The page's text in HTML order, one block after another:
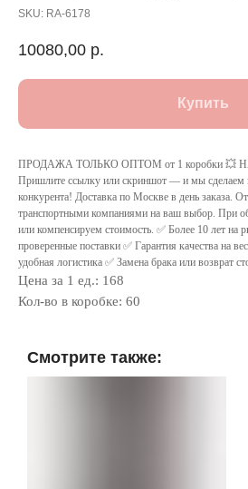
SKU: RA-6178
10080,00 р.
Купить
ПРОДАЖА ТОЛЬКО ОПТОМ от 1 коробки 💥
Пришлите ссылку или скриншот — и мы сделаем
конкурента! Доставка по Москве в день заказа.
транспортными компаниями на ваш выбор. При
или компенсируем стоимость. ✅ Более 10 лет
проверенные поставки ✅ Гарантия качества на
удобная логистика ✅ Замена брака или возврат
Цена за 1 ед.: 168
Кол-во в коробке: 60
Смотрите также: